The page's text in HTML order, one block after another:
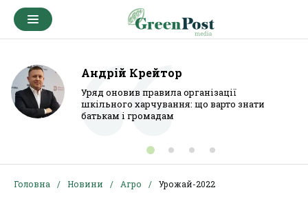
Андрій Крейтор
Уряд оновив правила організації
шкільного харчування: що варто знати
батькам і громадам
Головна Новини Агро Урожай-2022